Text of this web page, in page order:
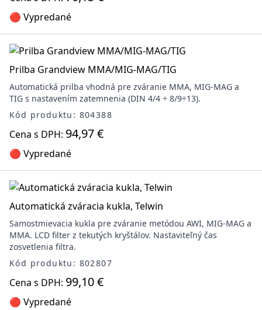
🔴 Vypredané
Prilba Grandview MMA/MIG-MAG/TIG
Automatická prilba vhodná pre zváranie MMA, MIG-MAG a
TIG s nastavením zatemnenia (DIN 4/4 ÷ 8/9÷13).
Kód produktu: 804388
Cena s DPH: 94,97 €
🔴 Vypredané
Automatická zváracia kukla, Telwin
Samostmievacia kukla pre zváranie metódou AWI, MIG-MAG a
MMA. LCD filter z tekutých kryštálov. Nastaviteľný čas
zosvetlenia filtra.
Kód produktu: 802807
Cena s DPH: 99,10 €
🔴 Vypredané